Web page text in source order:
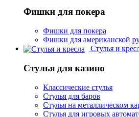
Фишки для покера
Фишки для покера
Фишки для американской
Стулья и
Стулья для казино
Классические стулья
Стулья для баров
Стулья на металлическом
Стулья для игровых